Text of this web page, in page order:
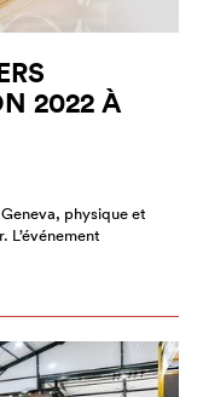
2022 À
physique et